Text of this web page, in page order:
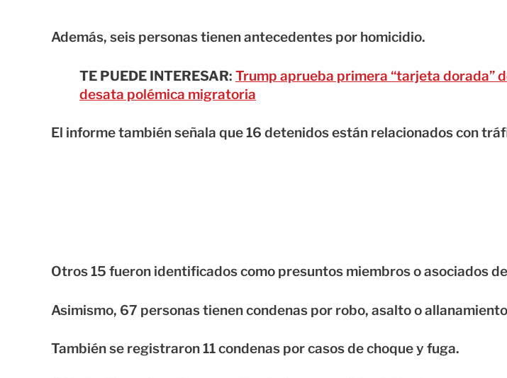
Además, seis personas tienen antecedentes por homicidio.
TE PUEDE INTERESAR: Trump aprueba primera “tarjeta dorada”
desata polémica migratoria
El informe también señala que 16 detenidos están relacionados con
Otros 15 fueron identificados como presuntos miembros o asociados
Asimismo, 67 personas tienen condenas por robo, asalto o
También se registraron 11 condenas por casos de choque y fuga.